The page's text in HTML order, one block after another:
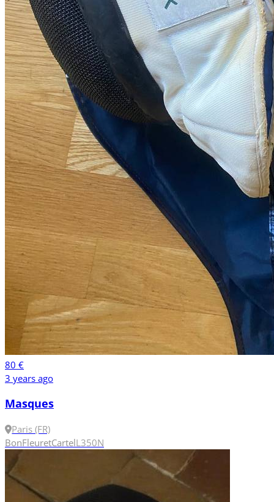
80 €
3 years ago
Masques
Paris (FR)
BonFleuretCartelL350N